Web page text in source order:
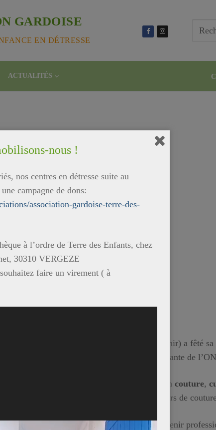
GARDOISE
EN DÉTRESSE
ACTUALITÉS
(Femme à Venir) a fêté
professeurs en présence de la représentante de
formation professionnelle polyvalente en couture,
elles les portes de la restauration et des ateliers de
à cette école, vont pouvoir accéder à un avenir
nous !
nos centres en détresse suite au
campagne de dons:
association-gardoise-terre-des-
à l’ordre de Terre des Enfants, chez
30310 VERGEZE
faire un virement ( à